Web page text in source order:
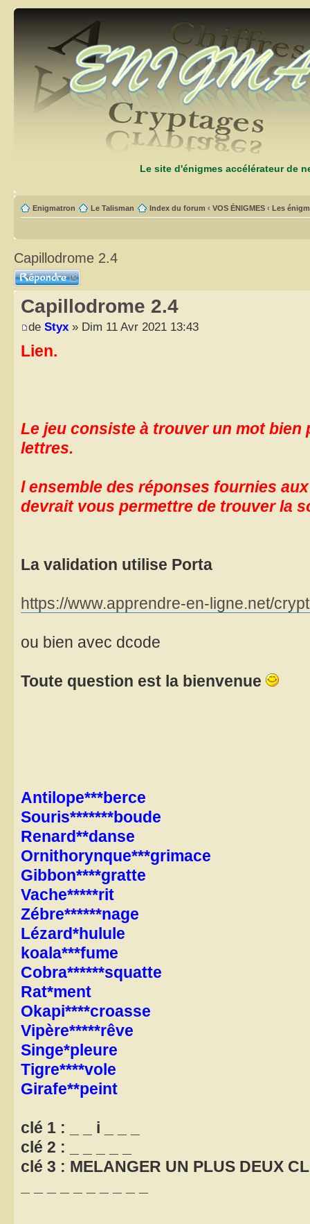
Le site d'énigmes accélérateur de
Enigmatron Le Talisman Index du forum ‹ VOS ÉNIGMES ‹ Les
Capillodrome 2.4
Répondre
Capillodrome 2.4
de Styx » Dim 11 Avr 2021 13:43
Lien.
Le jeu consiste à trouver un mot bien
lettres.
l ensemble des réponses fournies
devrait vous permettre de trouver la
La validation utilise Porta
https://www.apprendre-en-ligne.net/
ou bien avec dcode
Toute question est la bienvenue
Antilope***berce
Souris*******boude
Renard**danse
Ornithorynque***grimace
Gibbon****gratte
Vache*****rit
Zébre******nage
Lézard*hulule
koala***fume
Cobra******squatte
Rat*ment
Okapi****croasse
Vipère*****rêve
Singe*pleure
Tigre****vole
Girafe**peint
clé 1 : _ _ i _ _ _
clé 2 : _ _ _ _ _
clé 3 : MELANGER UN PLUS DEUX